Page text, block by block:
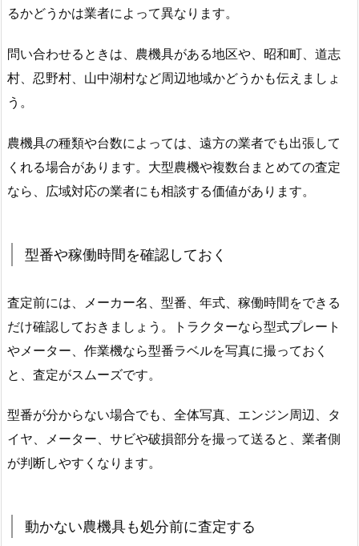
るかどうかは業者によって異なります。
問い合わせるときは、農機具がある地区や、昭和町、道志
村、忍野村、山中湖村など周辺地域かどうかも伝えましょ
う。
農機具の種類や台数によっては、遠方の業者でも出張して
くれる場合があります。大型農機や複数台まとめての査定
なら、広域対応の業者にも相談する価値があります。
型番や稼働時間を確認しておく
査定前には、メーカー名、型番、年式、稼働時間をできる
だけ確認しておきましょう。トラクターなら型式プレート
やメーター、作業機なら型番ラベルを写真に撮っておく
と、査定がスムーズです。
型番が分からない場合でも、全体写真、エンジン周辺、タ
イヤ、メーター、サビや破損部分を撮って送ると、業者側
が判断しやすくなります。
動かない農機具も処分前に査定する